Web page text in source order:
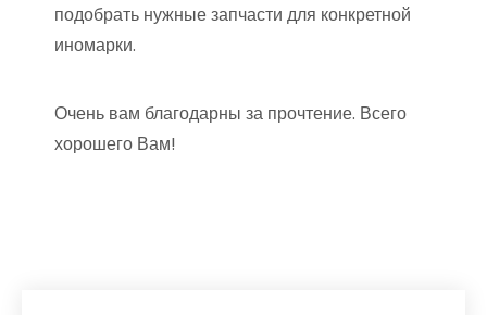
подобрать нужные запчасти для конкретной
иномарки.
Очень вам благодарны за прочтение. Всего
хорошего Вам!